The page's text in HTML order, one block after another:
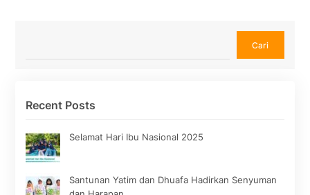
Cari
Recent Posts
Selamat Hari Ibu Nasional 2025
Santunan Yatim dan Dhuafa Hadirkan Senyuman